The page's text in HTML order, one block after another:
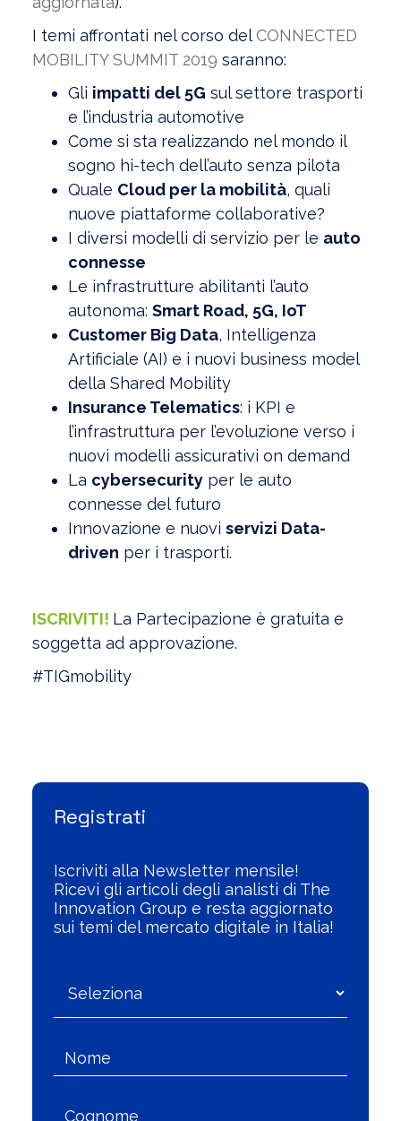
I temi affrontati nel corso delCONNECTED
MOBILITY SUMMIT 2019 saranno:
Gli impatti del 5G sul settore trasporti
e l’industria automotive
Come si sta realizzando nel mondo il
sogno hi-tech dell’auto senza pilota
Quale Cloud per la mobilità, quali
nuove piattaforme collaborative?
I diversi modelli di servizio per le auto
connesse
Le infrastrutture abilitanti l’auto
autonoma: Smart Road, 5G, IoT
Customer Big Data, Intelligenza
Artificiale (AI) e i nuovi business model
della Shared Mobility
Insurance Telematics: i KPI e
l’infrastruttura per l’evoluzione verso i
nuovi modelli assicurativi on demand
La cybersecurity per le auto
connesse del futuro
Innovazione e nuovi servizi Data-
driven per i trasporti.
ISCRIVITI! La Partecipazione è gratuita e
soggetta ad approvazione.
#TIGmobility
Registrati
Iscriviti alla Newsletter mensile!
Ricevi gli articoli degli analisti di The
Innovation Group e resta aggiornato
sui temi del mercato digitale in Italia!